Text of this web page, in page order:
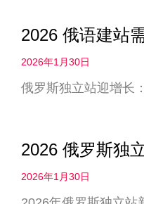
2026 俄语建站
2026年1月30日
俄罗斯独立站迎增长
2026 俄罗斯独
2026年1月30日